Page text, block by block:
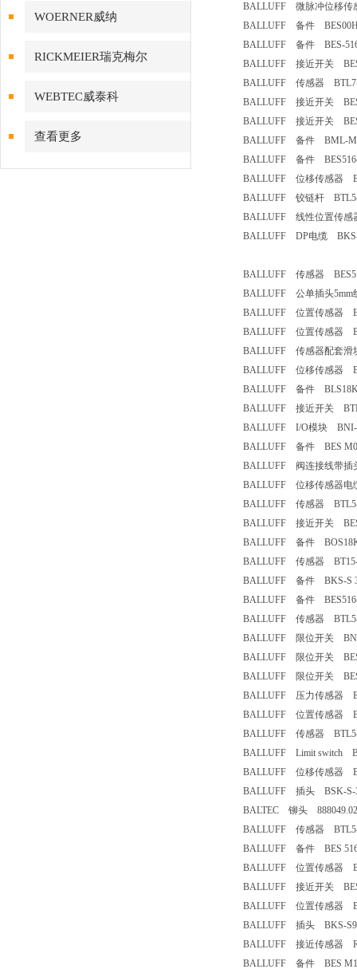
WOERNER威纳
RICKMEIER瑞克梅尔
WEBTEC威泰科
查看更多
BALLUFF 微脉冲位移传
BALLUFF 备件 BES00H6
BALLUFF 备件 BES-
BALLUFF 接近开关
BALLUFF 传感器 BTL7-
BALLUFF 接近开关
BALLUFF 接近开关
BALLUFF 备件 BML-
BALLUFF 备件 BES516-
BALLUFF 位移传感器
BALLUFF 铰链杆 BTL5-
BALLUFF 线性位置传感
BALLUFF DP电缆 BKS-
BALLUFF 传感器
BALLUFF 公单插头5mm
BALLUFF 位置传感器
BALLUFF 位置传感器
BALLUFF 传感器配套滑
BALLUFF 位移传感器
BALLUFF 备件
BALLUFF 接近开关
BALLUFF I/O模块 BNI-
BALLUFF 备件 BES
BALLUFF 阀连接线带插
BALLUFF 位移传感器电
BALLUFF 传感器 BTL5-
BALLUFF 接近开关
BALLUFF 备件
BALLUFF 传感器 BT15-
BALLUFF 备件 BKS-S
BALLUFF 备件 BES516-
BALLUFF 传感器 BTL5-
BALLUFF 限位开关
BALLUFF 限位开关
BALLUFF 限位开关 BES
BALLUFF 压力传感器
BALLUFF 位置传感器
BALLUFF 传感器 BTL5-
BALLUFF Limit switch
BALLUFF 位移传感器
BALLUFF 插头 BSK-S-
BALTEC 铆头 888049.02
BALLUFF 传感器 BTL5-
BALLUFF 备件 BES
BALLUFF 位置传感器
BALLUFF 接近开关
BALLUFF 位置传感器
BALLUFF 插头 BKS-
BALLUFF 接近传感器
BALLUFF 备件 BES